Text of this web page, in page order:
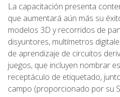
La capacitación presenta
que aumentará aún más su
modelos 3D y recorridos de
disyuntores, multímetros
de aprendizaje de circuitos
juegos, que incluyen nombrar
receptáculo de etiquetado,
campo (proporcionado por su